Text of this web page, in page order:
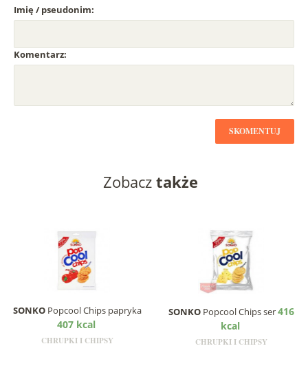
Imię / pseudonim:
Komentarz:
SKOMENTUJ
Zobacz także
SONKOPopcool Chips papryka
407 kcal
CHRUPKI I CHIPSY
SONKOPopcool Chips ser416
kcal
CHRUPKI I CHIPSY